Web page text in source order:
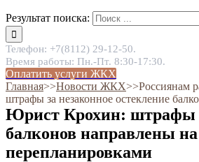
Результат поиска:
Телефон: +7(8112) 29-12-50.
Время работы: Пн.-Пт. 8:30-17:30.
Оплатить услуги ЖКХ
Главная˃˃Новости ЖКХ˃˃Россиянам
штрафы за незаконное остекление
Юрист Крохин: штрафы
балконов направлены на
перепланировками